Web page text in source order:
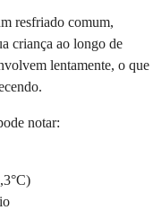
resfriado comum,
criança ao longo de
lentamente, o que
notar: